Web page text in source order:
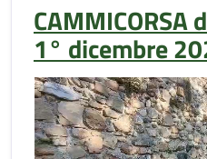
1° dicembre